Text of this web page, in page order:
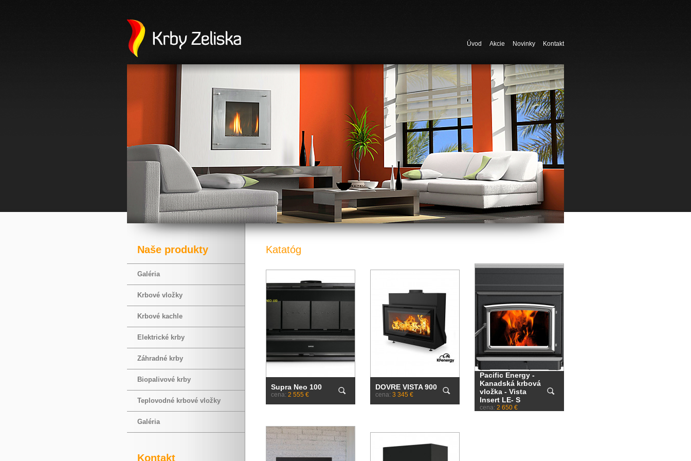
Úvod Akcie Novinky Kontakt
Naše produkty
Galéria
Krbové vložky
Krbové kachle
Elektrické krby
Záhradné krby
Biopalivové krby
Teplovodné krbové vložky
Galéria
Kontakt
Katatóg
Supra Neo 100
cena: 2 555 €
DOVRE VISTA 900
cena: 3 345 €
Pacific Energy -
Kanadská krbová
vložka - Vista
Insert LE- S
cena: 2 650 €